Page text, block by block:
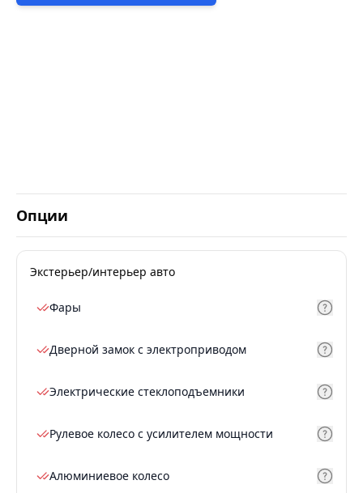
Опции
Экстерьер/интерьер авто
Фары
Дверной замок с электроприводом
Электрические стеклоподъемники
Рулевое колесо с усилителем мощности
Алюминиевое колесо